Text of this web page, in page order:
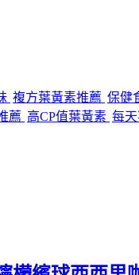
複方葉黃素推薦 保健
薦 高CP值葉黃素 每